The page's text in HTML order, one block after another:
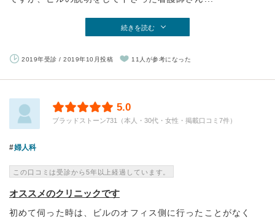
続きを読む
2019年受診 / 2019年10月投稿 11人が参考になった
5.0
ブラッドストーン731（本人・30代・女性・掲載口コミ7件）
婦人科
この口コミは受診から5年以上経過しています。
オススメのクリニックです
初めて伺った時は、ビルのオフィス側に行ったことがなく